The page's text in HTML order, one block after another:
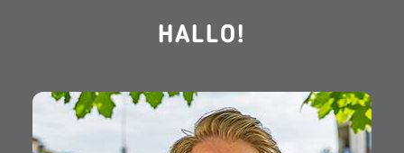
HALLO!